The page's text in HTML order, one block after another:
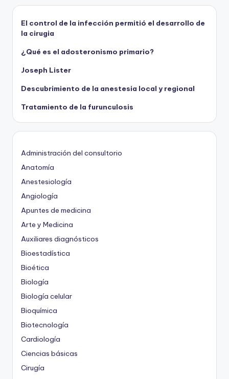
El control de la infección permitió el desarrollo de
la cirugia
¿Qué es el adosteronismo primario?
Joseph Lister
Descubrimiento de la anestesia local y regional
Tratamiento de la furunculosis
Administración del consultorio
Anatomía
Anestesiología
Angiología
Apuntes de medicina
Arte y Medicina
Auxiliares diagnósticos
Bioestadística
Bioética
Biología
Biología celular
Bioquímica
Biotecnología
Cardiología
Ciencias básicas
Cirugía